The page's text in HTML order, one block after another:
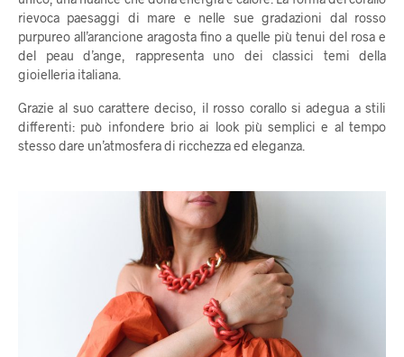
rievoca paesaggi di mare e nelle sue gradazioni dal rosso
purpureo all’arancione aragosta fino a quelle più tenui del rosa e
del peau d’ange, rappresenta uno dei classici temi della
gioielleria italiana.
Grazie al suo carattere deciso, il rosso corallo si adegua a stili
differenti: può infondere brio ai look più semplici e al tempo
stesso dare un’atmosfera di ricchezza ed eleganza.